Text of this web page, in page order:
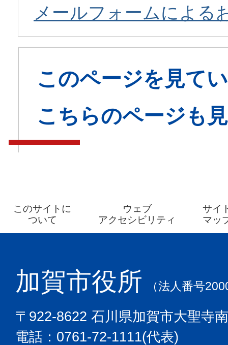
メールフォームによる
このページを見て
こちらのページも
このサイトに
ついて
ウェブ
アクセシビリティ
サイ
マッ
加賀市役所 （法人番号
〒922-8622 石川県加賀市大聖寺
電話：0761-72-1111(代表)